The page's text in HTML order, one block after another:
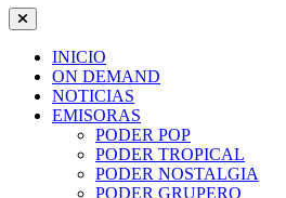
INICIO
ON DEMAND
NOTICIAS
EMISORAS
PODER POP
PODER TROPICAL
PODER NOSTALGIA
PODER GRUPERO